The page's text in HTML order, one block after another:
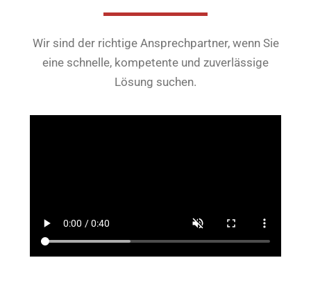
Wir sind der richtige Ansprechpartner, wenn Sie
eine schnelle, kompetente und zuverlässige
Lösung suchen.